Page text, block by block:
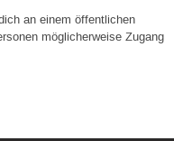
an einem öffentlichen
möglicherweise Zugang